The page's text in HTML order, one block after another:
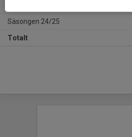
Säsongen 24/25
Totalt